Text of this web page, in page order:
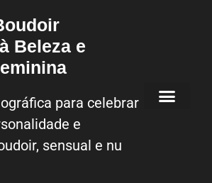
Beleza e
para celebrar
e
sensual e nu